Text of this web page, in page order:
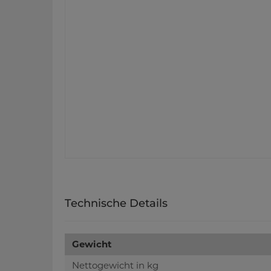
Technische Details
Gewicht
Nettogewicht in kg